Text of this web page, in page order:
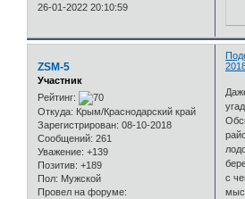
26-01-2022 20:10:59
ZSM-5
Участник
Рейтинг:
Откуда: Крым/Краснодарский край
Зарегистрирован: 08-10-2018
Сообщений: 261
Уважение: +139
Позитив: +189
Пол: Мужской
Провел на форуме:
с